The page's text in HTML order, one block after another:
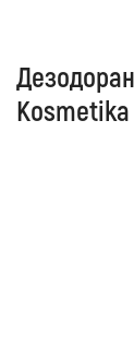
Kosmetika